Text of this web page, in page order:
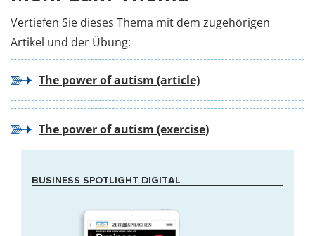
Vertiefen Sie dieses Thema mit dem zugehörigen
Artikel und der Übung:
The power of autism (article)
The power of autism (exercise)
BUSINESS SPOTLIGHT DIGITAL